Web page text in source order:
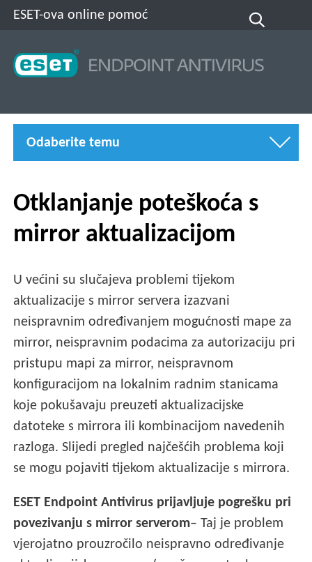
ESET-ova online pomoć
Odaberite temu
Otklanjanje poteškoća s
mirror aktualizacijom
U većini su slučajeva problemi tijekom
aktualizacije s mirror servera izazvani
neispravnim određivanjem mogućnosti mape za
mirror, neispravnim podacima za autorizaciju pri
pristupu mapi za mirror, neispravnom
konfiguracijom na lokalnim radnim stanicama
koje pokušavaju preuzeti aktualizacijske
datoteke s mirrora ili kombinacijom navedenih
razloga. Slijedi pregled najčešćih problema koji
se mogu pojaviti tijekom aktualizacije s mirrora.
ESET Endpoint Antivirus prijavljuje pogrešku pri
povezivanju s mirror serverom– Taj je problem
vjerojatno prouzročilo neispravno određivanje